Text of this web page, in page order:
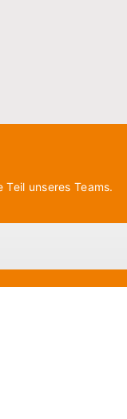
unseres Teams.